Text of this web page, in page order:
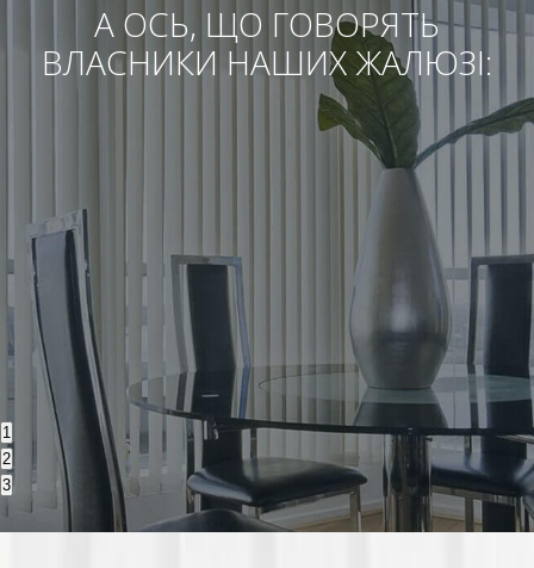
А ОСЬ, ЩО ГОВОРЯТЬ
ВЛАСНИКИ НАШИХ ЖАЛЮЗІ:
1
2
3